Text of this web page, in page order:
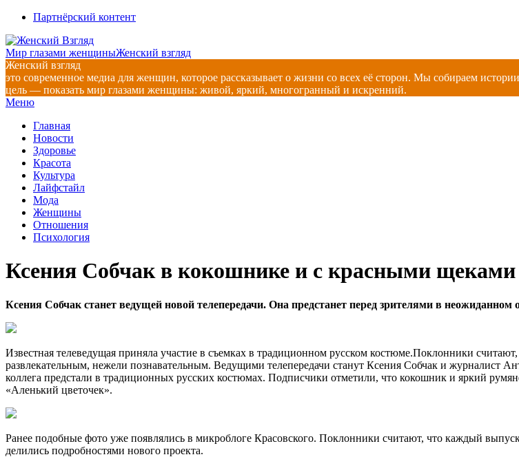
Перейти
содержимому
Партнёрский контент
Мир глазами женщиныЖенский взгляд
Женский взгляд
это современное медиа для женщин, которое рассказывает о жизни со всех её сторон. Мы собираем
цель — показать мир глазами женщины: живой, яркий, многогранный и искренний.
Главное
меню
Меню
Главная
Новости
Здоровье
Красота
Культура
Лайфстайл
Мода
Женщины
Отношения
Психология
Ксения Собчак в кокошнике и с красными щеками
Ксения Собчак станет ведущей новой телепередачи. Она предстанет перед зрителями в
Известная телеведущая приняла участие в съемках в традиционном русском костюме.Поклонники
развлекательным, нежели познавательным. Ведущими телепередачи станут Ксения Собчак и журналист
коллега предстали в традиционных русских костюмах. Подписчики отметили, что кокошник и яркий
«Аленький цветочек».
Ранее подобные фото уже появлялись в микроблоге Красовского. Поклонники считают, что каждый
делились подробностями нового проекта.